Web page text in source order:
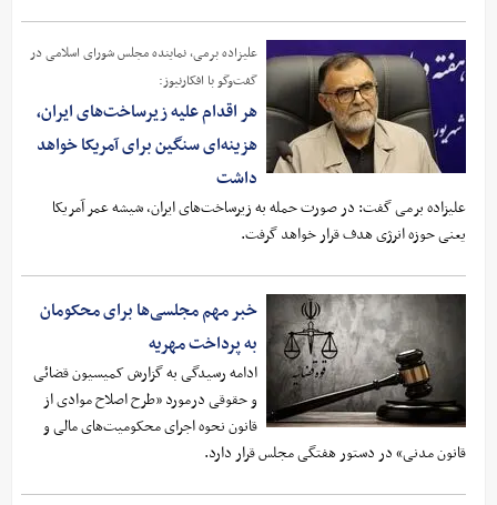
علیزاده برمی، نماینده مجلس شورای اسلامی در
گفت‌وگو با افکارنیوز:
هر اقدام علیه زیرساخت‌های ایران،
هزینه‌ای سنگین برای آمریکا خواهد
داشت
علیزاده برمی گفت: در صورت حمله به زیرساخت‌های ایران، شیشه عمر آمریکا
یعنی حوزه انرژی هدف قرار خواهد گرفت.
خبر مهم مجلسی‌ها برای محکومان
به پرداخت مهریه
ادامه رسیدگی به گزارش کمیسیون قضائی
و حقوقی درمورد «طرح اصلاح موادی از
قانون نحوه اجرای محکومیت‌های مالی و
قانون مدنی» در دستور هفتگی مجلس قرار دارد.